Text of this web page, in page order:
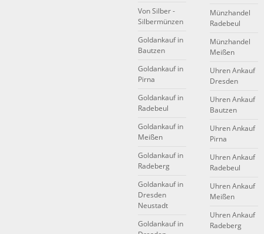
Von Silber -
Silbermünzen
Goldankauf in
Bautzen
Goldankauf in
Pirna
Goldankauf in
Radebeul
Goldankauf in
Meißen
Goldankauf in
Radeberg
Goldankauf in
Dresden
Neustadt
Goldankauf in
Münzhandel
Radebeul
Münzhandel
Meißen
Uhren Ankauf
Dresden
Uhren Ankauf
Bautzen
Uhren Ankauf
Pirna
Uhren Ankauf
Radebeul
Uhren Ankauf
Meißen
Uhren Ankauf
Radeberg